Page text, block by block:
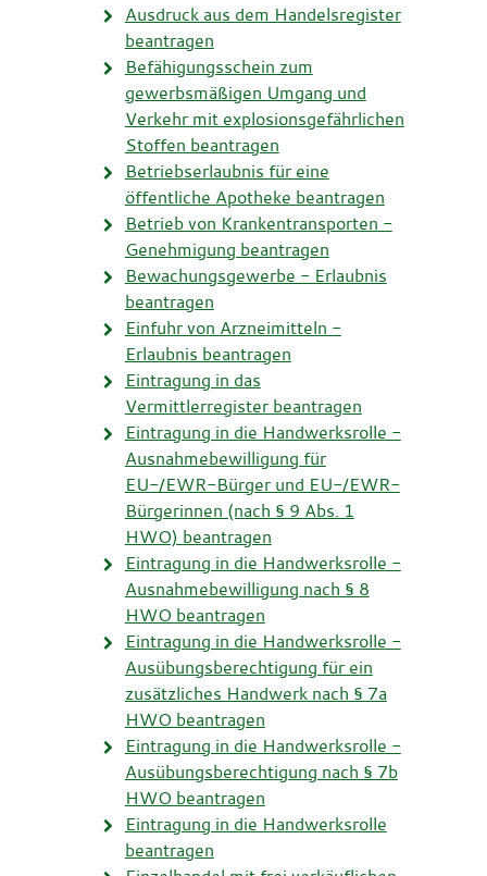
Ausdruck aus dem Handelsregister
beantragen
Befähigungsschein zum
gewerbsmäßigen Umgang und
Verkehr mit explosionsgefährlichen
Stoffen beantragen
Betriebserlaubnis für eine
öffentliche Apotheke beantragen
Betrieb von Krankentransporten -
Genehmigung beantragen
Bewachungsgewerbe - Erlaubnis
beantragen
Einfuhr von Arzneimitteln -
Erlaubnis beantragen
Eintragung in das
Vermittlerregister beantragen
Eintragung in die Handwerksrolle -
Ausnahmebewilligung für
EU-/EWR-Bürger und EU-/EWR-
Bürgerinnen (nach § 9 Abs. 1
HWO) beantragen
Eintragung in die Handwerksrolle -
Ausnahmebewilligung nach § 8
HWO beantragen
Eintragung in die Handwerksrolle -
Ausübungsberechtigung für ein
zusätzliches Handwerk nach § 7a
HWO beantragen
Eintragung in die Handwerksrolle -
Ausübungsberechtigung nach § 7b
HWO beantragen
Eintragung in die Handwerksrolle
beantragen